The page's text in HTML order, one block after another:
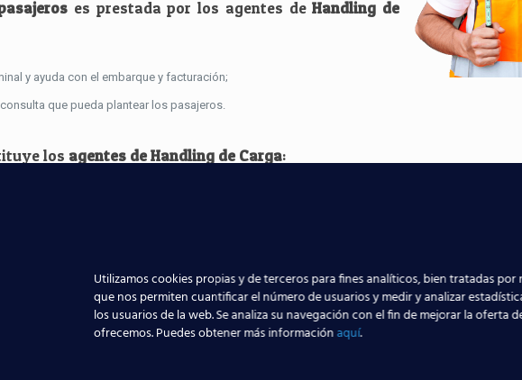
es prestada por los agentes deHandling de
y ayuda con el embarque y facturación;
que pueda plantear los pasajeros.
los agentes de Handling de Carga:
de la
con losAgentes de Rampa, cuyo trabajo va destinado a:
de las escaleras de acceso a la aeronave del sistema de aire acondicionado;
y combustible;
Utilizamos cookies propias y de terceros para fines analíticos, bien tratadas
que nos permiten cuantificar el número de usuarios y medir y analizar
los usuarios de la web. Se analiza su navegación con el fin de mejorar la oferta
ofrecemos. Puedes obtener más informaciónaquí.